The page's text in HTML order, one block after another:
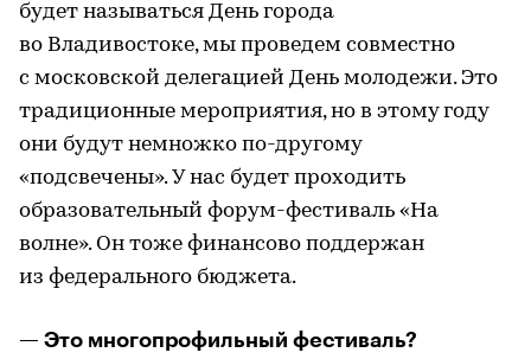
будет называться День города
во Владивостоке, мы проведем совместно
с московской делегацией День молодежи. Это
традиционные мероприятия, но в этому году
они будут немножко по-другому
«подсвечены». У нас будет проходить
образовательный форум-фестиваль «На
волне». Он тоже финансово поддержан
из федерального бюджета.
— Это многопрофильный фестиваль?